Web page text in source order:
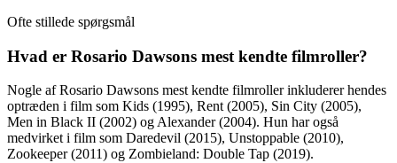
Ofte stillede spørgsmål
Hvad er Rosario Dawsons mest kendte filmroller?
Nogle af Rosario Dawsons mest kendte filmroller inkluderer hendes
optræden i film som Kids (1995), Rent (2005), Sin City (2005),
Men in Black II (2002) og Alexander (2004). Hun har også
medvirket i film som Daredevil (2015), Unstoppable (2010),
Zookeeper (2011) og Zombieland: Double Tap (2019).